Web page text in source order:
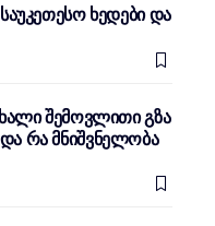
ხედები და
შემოვლითი გზა
რა მნიშვნელობა